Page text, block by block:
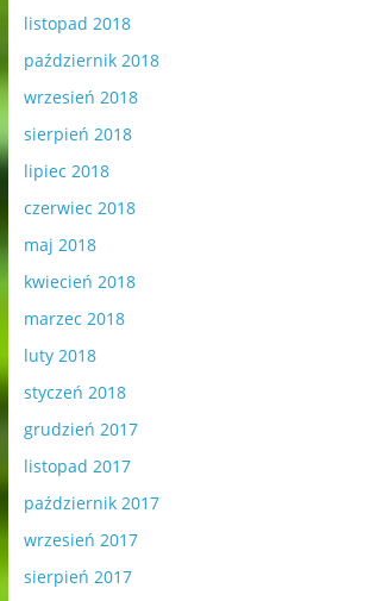
listopad 2018
październik 2018
wrzesień 2018
sierpień 2018
lipiec 2018
czerwiec 2018
maj 2018
kwiecień 2018
marzec 2018
luty 2018
styczeń 2018
grudzień 2017
listopad 2017
październik 2017
wrzesień 2017
sierpień 2017